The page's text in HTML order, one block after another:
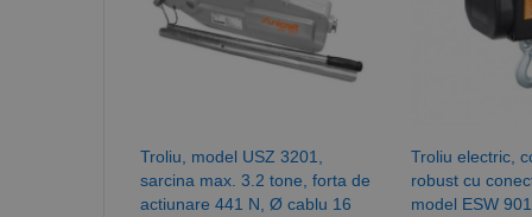
Troliu, model USZ 3201,
sarcina max. 3.2 tone, forta de
actiunare 441 N, Ø cablu 16
Troliu electric,
robust cu
model ESW